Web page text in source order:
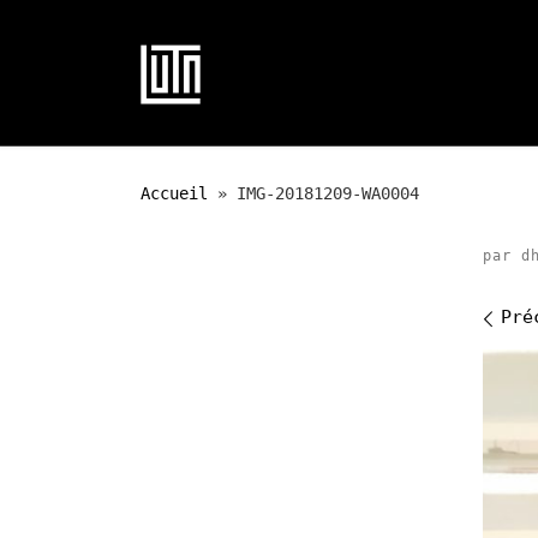
Accueil » IMG-20181209-WA0004
par